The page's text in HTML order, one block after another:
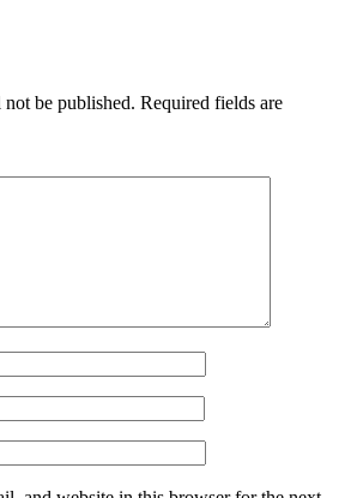
be published. Required fields are